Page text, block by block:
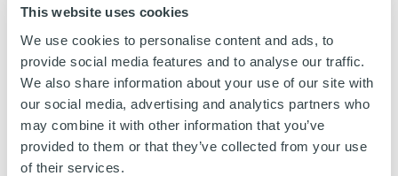
This website uses cookies
We use cookies to personalise content and ads, to
provide social media features and to analyse our traffic.
We also share information about your use of our site with
our social media, advertising and analytics partners who
may combine it with other information that you’ve
provided to them or that they’ve collected from your use
of their services.
leurs expertises et les valeurs qui les animent.
Chaque épisode offre un aperçu de celles et ceux
qui s’investissent pleinement pour offrir l’excellence
au quotidien, tout en gardant à l’esprit notre impact
collectif pour demain.